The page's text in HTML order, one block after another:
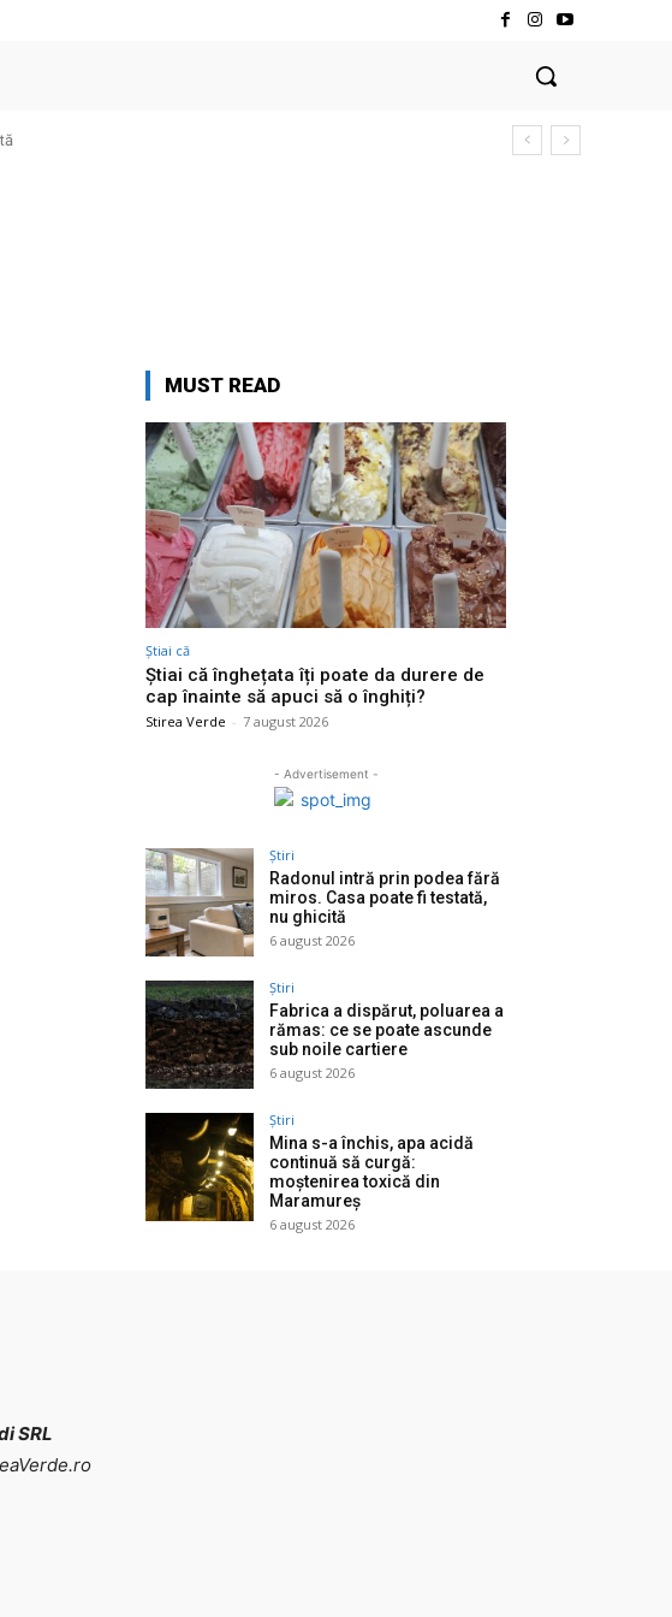
MUST READ
Știai că
Știai că înghețata îți poate da durere de
cap înainte să apuci să o înghiți?
Stirea Verde - 7 august 2026
- Advertisement -
Știri
Radonul intră prin podea fără
miros. Casa poate fi testată,
nu ghicită
6 august 2026
Știri
Fabrica a dispărut, poluarea a
rămas: ce se poate ascunde
sub noile cartiere
6 august 2026
Știri
Mina s-a închis, apa acidă
continuă să curgă:
moștenirea toxică din
Maramureș
6 august 2026
SRL